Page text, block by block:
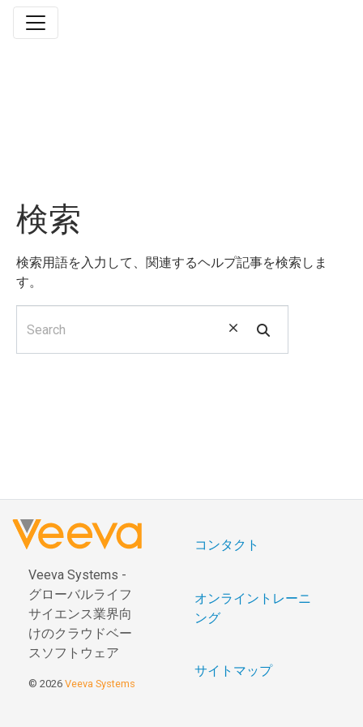
検索
検索用語を入力して、関連するヘルプ記事を検索しま
す。
Veeva Systems -
グローバルライフ
サイエンス業界向
けのクラウドベー
スソフトウェア
© 2026 Veeva Systems
コンタクト
オンライントレーニ
ング
サイトマップ